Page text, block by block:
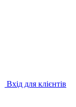
Вхід для клієнтів